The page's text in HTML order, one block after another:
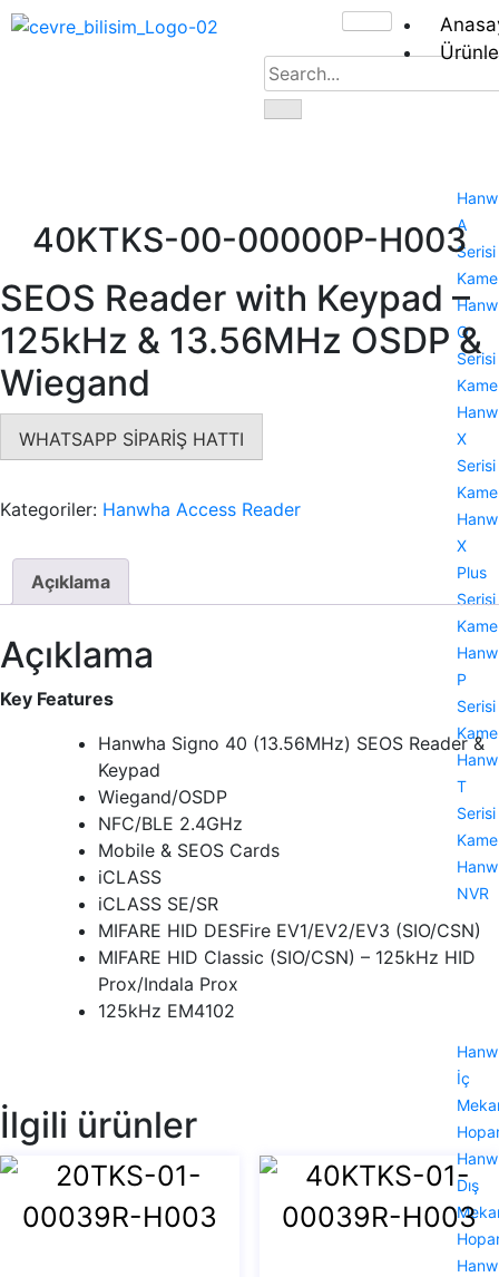
A
Serisi
Q
Serisi
X
Serisi
X
Plus
Serisi
P
Serisi
T
Serisi
NVR
İç
Dış
40KTKS-00-00000P-H003
SEOS Reader with Keypad –
125kHz & 13.56MHz OSDP &
Wiegand
WHATSAPP SİPARİŞ HATTI
Kategoriler: Hanwha Access Reader
Açıklama
Açıklama
Key Features
Hanwha Signo 40 (13.56MHz) SEOS Reader &
Keypad
Wiegand/OSDP
NFC/BLE 2.4GHz
Mobile & SEOS Cards
iCLASS
iCLASS SE/SR
MIFARE HID DESFire EV1/EV2/EV3 (SIO/CSN)
MIFARE HID Classic (SIO/CSN) – 125kHz HID
Prox/Indala Prox
125kHz EM4102
İlgili ürünler